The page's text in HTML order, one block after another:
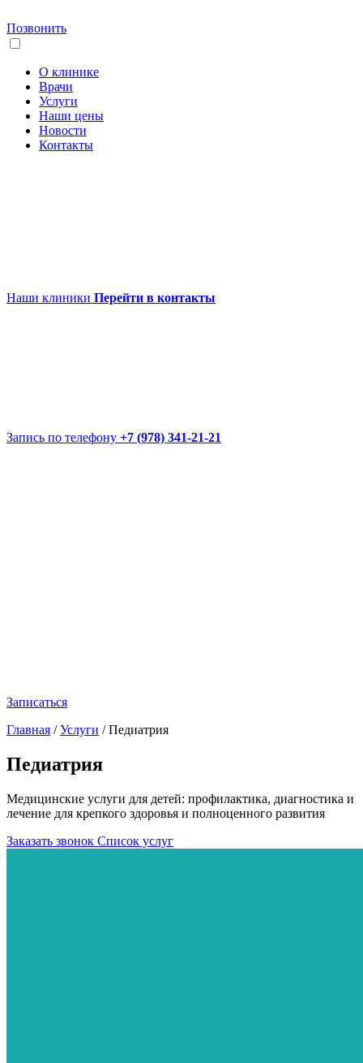
Позвонить
О клинике
Врачи
Услуги
Наши цены
Новости
Контакты
Наши клиники Перейти в контакты
Запись по телефону +7 (978) 341-21-21
Записаться
Главная /Услуги /Педиатрия
Педиатрия
Медицинские услуги для детей: профилактика, диагностика и
лечение для крепкого здоровья и полноценного развития
Заказать звонок Список услуг